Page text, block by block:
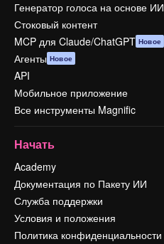
Генератор голоса на основе ИИ
Стоковый контент
MCP для Claude/ChatGPT Новое
Агенты Новое
API
Мобильное приложение
Все инструменты Magnific
Начать
Academy
Документация по Пакету ИИ
Служба поддержки
Условия и положения
Политика конфиденциальности